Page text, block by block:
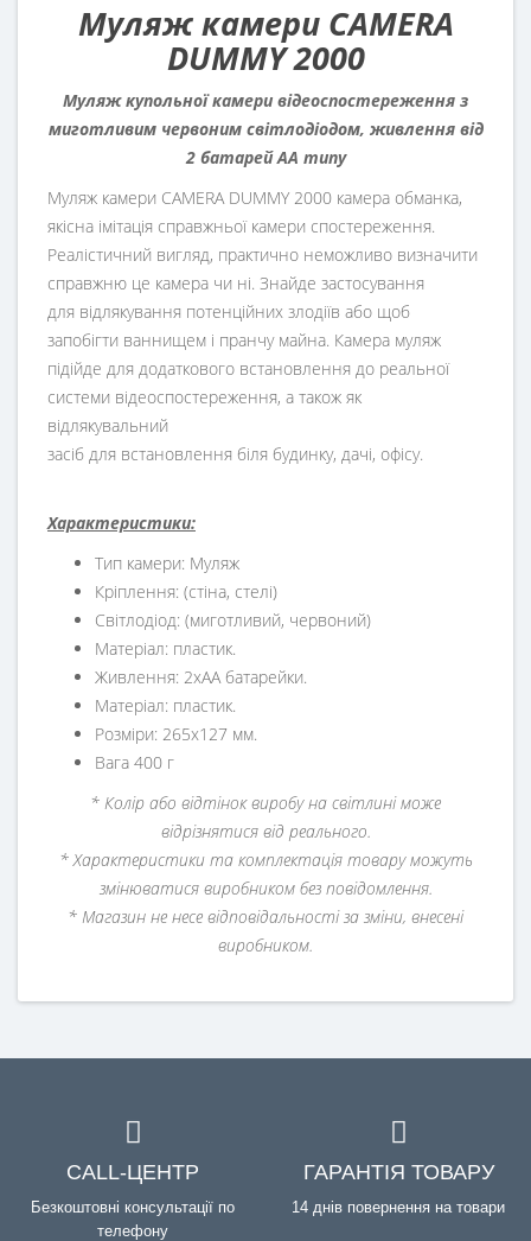
Муляж камери CAMERA
DUMMY 2000
Муляж купольної камери відеоспостереження з
миготливим червоним світлодіодом, живлення від
2 батарей AA типу
Муляж камери CAMERA DUMMY 2000 камера обманка,
якісна імітація справжньої камери спостереження.
Реалістичний вигляд, практично неможливо визначити
справжню це камера чи ні. Знайде застосування
для відлякування потенційних злодіїв або щоб
запобігти ваннищем і пранчу майна. Камера муляж
підійде для додаткового встановлення до реальної
системи відеоспостереження, а також як
відлякувальний
засіб для встановлення біля будинку, дачі, офісу.
Характеристики:
Тип камери: Муляж
Кріплення: (стіна, стелі)
Світлодіод: (миготливий, червоний)
Матеріал: пластик.
Живлення: 2хАА батарейки.
Матеріал: пластик.
Розміри: 265х127 мм.
Вага 400 г
* Колір або відтінок виробу на світлині може
відрізнятися від реального.
* Характеристики та комплектація товару можуть
змінюватися виробником без повідомлення.
* Магазин не несе відповідальності за зміни, внесені
виробником.
CALL-ЦЕНТР
Безкоштовні консультації по
телефону
ГАРАНТІЯ ТОВАРУ
14 днів повернення на товари